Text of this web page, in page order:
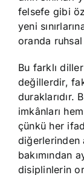
felsefe gibi
yeni
oranda
Bu farklı
değillerdir,
duraklarıdır.
imkânları hem
çünkü her
diğerlerinden
bakımından
disiplinlerin